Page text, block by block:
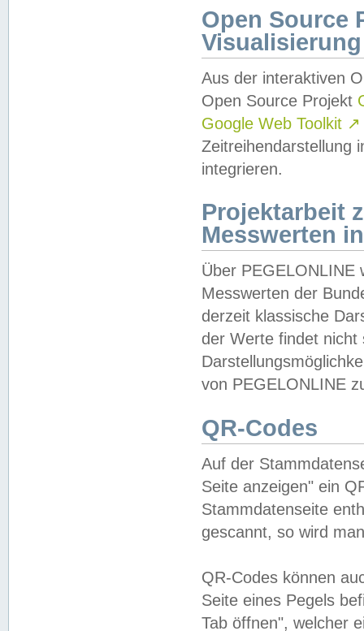
Open Source
Visualisierung
Aus der interaktiven
Open Source Projekt
Google Web Toolkit ↗
Zeitreihendarstellung
integrieren.
Projektarbeit
Messwerten
Über PEGELONLINE
Messwerten der
derzeit klassische
der Werte findet
von PEGELONLINE
QR-Codes
Auf der
Seite anzeigen" ein
Stammdatenseite
gescannt, so wird
QR-Codes können
Seite eines Pegels
Tab öffnen", welcher